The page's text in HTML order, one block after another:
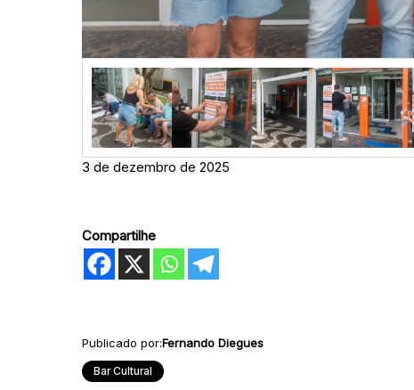
3 de dezembro de 2025
Compartilhe
Publicado por:Fernando Diegues
Bar Cultural